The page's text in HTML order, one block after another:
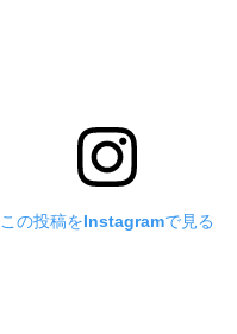
この投稿をInstagramで見る